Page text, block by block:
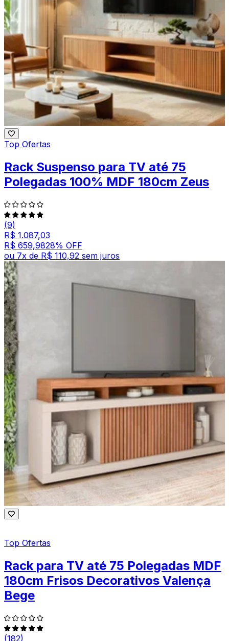
Top Ofertas
Rack Suspenso para TV até 75
Polegadas 100% MDF 180cm Zeus
(9)
R$ 1.087,03
R$ 659,9828% OFF
ou 7x de R$ 110,92 sem juros
Top Ofertas
Rack para TV até 75 Polegadas MDF
180cm Frisos Decorativos Valença
Bege
(182)